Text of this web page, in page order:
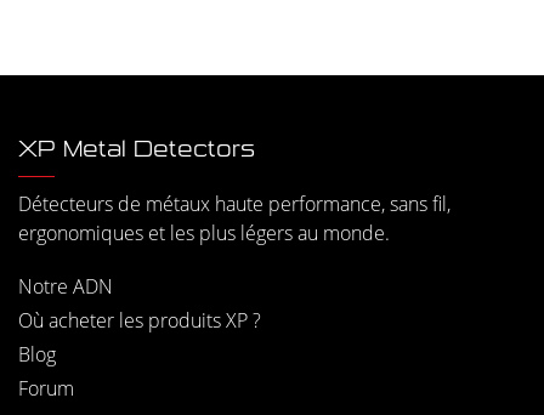
XP Metal Detectors
Détecteurs de métaux haute performance, sans fil,
ergonomiques et les plus légers au monde.
Notre ADN
Où acheter les produits XP ?
Blog
Forum